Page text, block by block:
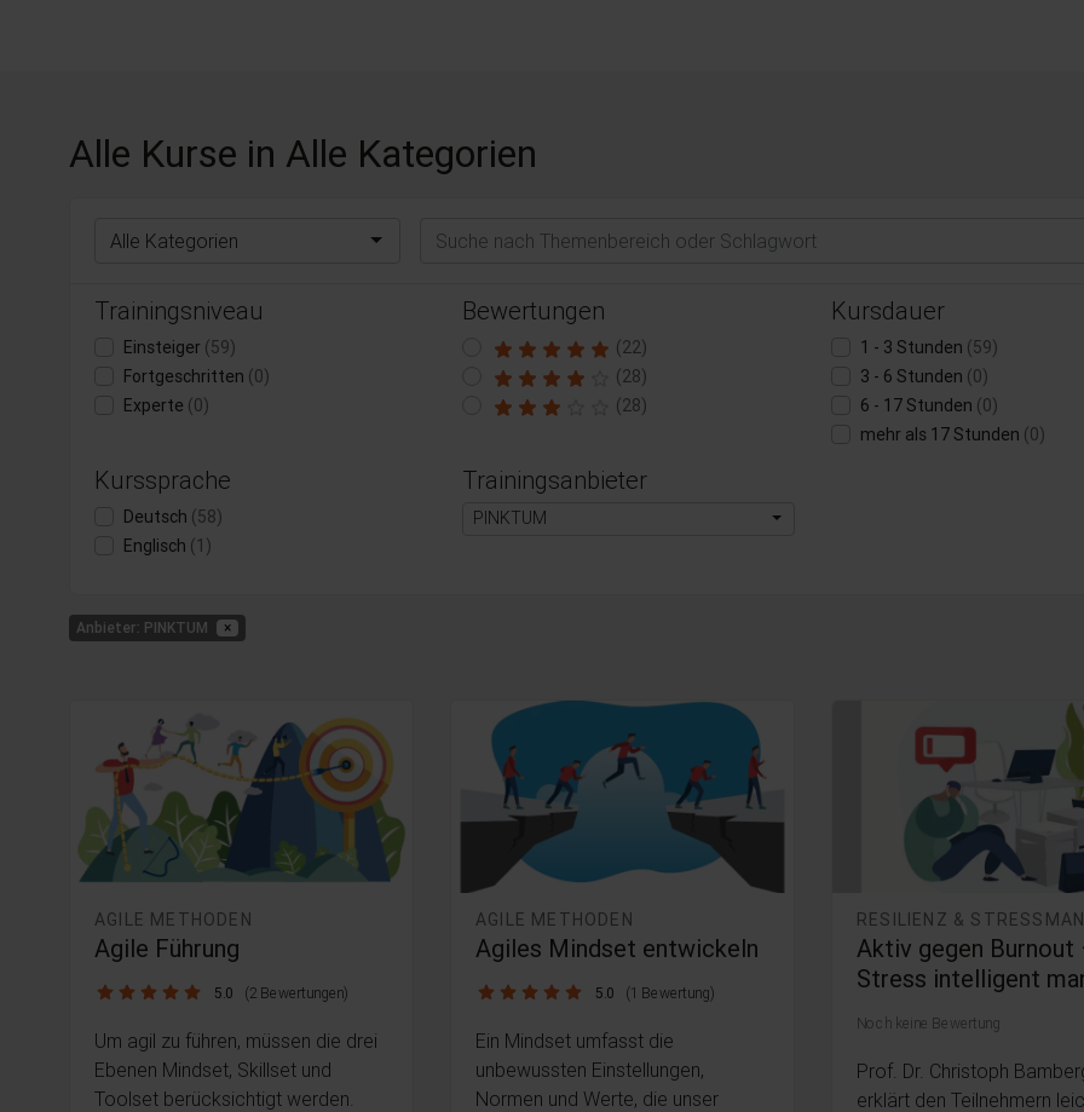
Alle Kurse in Alle Kategorien
Alle Kategorien Suchen
Trainingsniveau
Einsteiger (59)
Fortgeschritten (0)
Experte (0)
Bewertungen
(22)
(28)
(28)
Kursdauer
1 - 3 Stunden (59)
3 - 6 Stunden (0)
6 - 17 Stunden (0)
mehr als 17 Stunden (0)
Kurssprache
Deutsch (58)
Englisch (1)
Trainingsanbieter
PINKTUM
Anbieter: PINKTUM ×
AGILE METHODEN
Agile Führung
5.0 / 5 5.0 (2 Bewertungen)
Um agil zu führen, müssen die drei
Ebenen Mindset, Skillset und
Toolset berücksichtigt werden.
AGILE METHODEN
Agiles Mindset entwickeln
5.0 / 5 5.0 (1 Bewertung)
Ein Mindset umfasst die
unbewussten Einstellungen,
Normen und Werte, die unser
Aktiv gegen Burnout
Stress intelligent
Noch keine Bewertung
Prof. Dr. Christoph
erklärt den Teilnehmern